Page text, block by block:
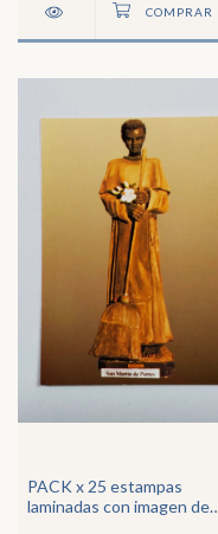
PACK x 25 estampas
laminadas con imagen de